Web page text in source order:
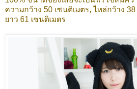
ความกว้าง 50 เซนติเมตร, ไหล่กว้าง
ยาว 61 เซนติเมตร